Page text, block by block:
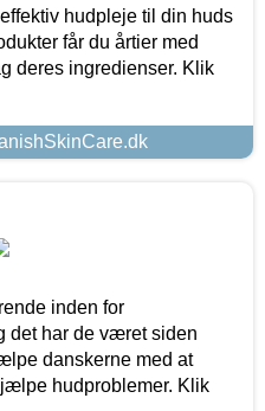
hudpleje til din huds
får du årtier med
deres ingredienser. Klik
inden for
det har de været siden
danskerne med at
hudproblemer. Klik